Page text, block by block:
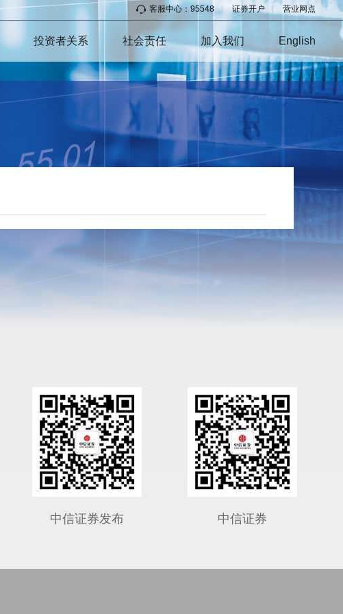
客服中心：95548 | 证券开户 营业网点
投资者关系 社会责任 加入我们 English
中信证券发布 中信证券